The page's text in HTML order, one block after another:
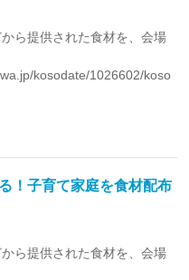
ら提供された食材を、会場
kosodate/1026602/koso
！子育て家庭を食材配布
ら提供された食材を、会場